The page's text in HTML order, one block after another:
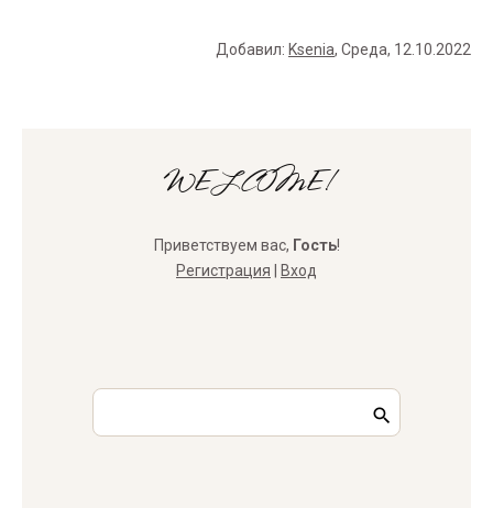
Добавил: Ksenia, Среда, 12.10.2022
WELCOME!
Приветствуем вас, Гость!
Регистрация
Вход